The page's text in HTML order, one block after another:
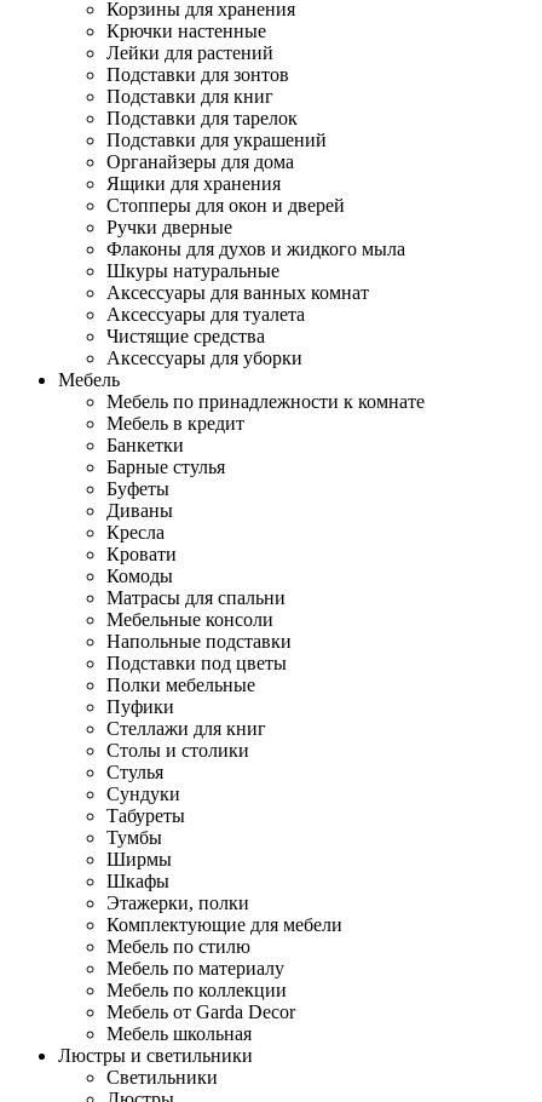
Корзины для хранения
Крючки настенные
Лейки для растений
Подставки для зонтов
Подставки для книг
Подставки для тарелок
Подставки для украшений
Органайзеры для дома
Ящики для хранения
Стопперы для окон и дверей
Ручки дверные
Флаконы для духов и жидкого мыла
Шкуры натуральные
Аксессуары для ванных комнат
Аксессуары для туалета
Чистящие средства
Аксессуары для уборки
Мебель
Мебель по принадлежности к комнате
Мебель в кредит
Банкетки
Барные стулья
Буфеты
Диваны
Кресла
Кровати
Комоды
Матрасы для спальни
Мебельные консоли
Напольные подставки
Подставки под цветы
Полки мебельные
Пуфики
Стеллажи для книг
Столы и столики
Стулья
Сундуки
Табуреты
Тумбы
Ширмы
Шкафы
Этажерки, полки
Комплектующие для мебели
Мебель по стилю
Мебель по материалу
Мебель по коллекции
Мебель от Garda Decor
Мебель школьная
Люстры и светильники
Светильники